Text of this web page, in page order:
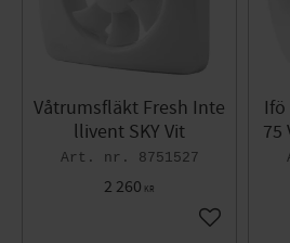
Våtrumsfläkt Fresh Inte
llivent SKY Vit
8751527
2 260 KR
Lägg till i
75